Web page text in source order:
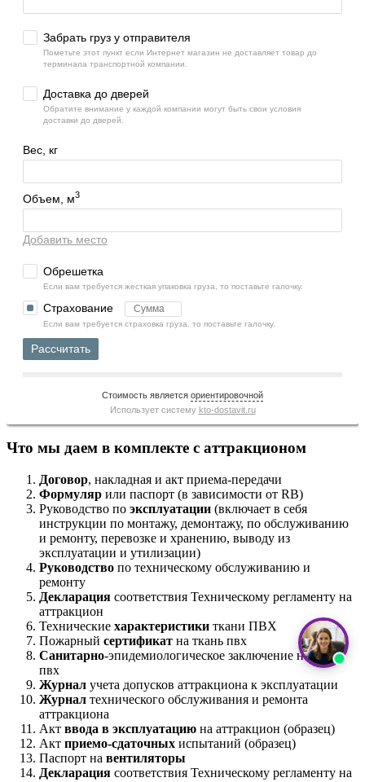
Забрать груз у отправителя
Пометьте этот пункт если Интернет магазин не доставляет товар до
терминала транспортной компании.
Доставка до дверей
Обратите внимание у каждой компании могут быть свои условия
доставки до дверей.
Вес, кг
Объем, м3
Добавить место
Обрешетка
Если вам требуется жесткая упаковка груза, то поставьте галочку.
Страхование
Если вам требуется страховка груза, то поставьте галочку.
Рассчитать
Стоимость является ориентировочной
Использует систему kto-dostavit.ru
Что мы даем в комплекте с аттракционом
Договор, накладная и акт приема-передачи
Формуляр или паспорт (в зависимости от RB)
Руководство по эксплуатации (включает в себя
инструкции по монтажу, демонтажу, по обслуживанию
и ремонту, перевозке и хранению, выводу из
эксплуатации и утилизации)
Руководство по техническому обслуживанию и
ремонту
Декларация соответствия Техническому регламенту на
аттракцион
Технические характеристики ткани ПВХ
Пожарный сертификат на ткань пвх
Санитарно-эпидемиологическое заключение на ткань
пвх
Журнал учета допусков аттракциона к эксплуатации
Журнал технического обслуживания и ремонта
аттракциона
Акт ввода в эксплуатацию на аттракцион (образец)
Акт приемо-сдаточных испытаний (образец)
Паспорт на вентиляторы
Декларация соответствия Техническому регламенту на